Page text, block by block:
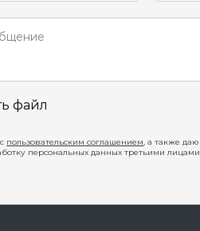
файл
пользовательским соглашением , а также даю
персональных данных третьими лицами.